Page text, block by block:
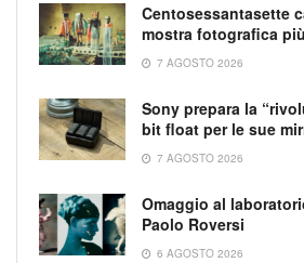
Centosessantasette
mostra fotografica
7 AGOSTO 2026
Sony prepara la
bit float per le sue
7 AGOSTO 2026
Omaggio al
Paolo Roversi
6 AGOSTO 2026